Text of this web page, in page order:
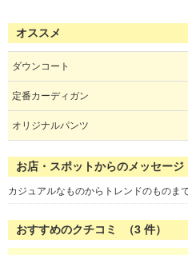
オススメ
ダウンコート
定番カーディガン
オリジナルパンツ
お店・スポットからのメッセージ
カジュアルなものからトレンドのものま
おすすめのクチコミ （3 件）